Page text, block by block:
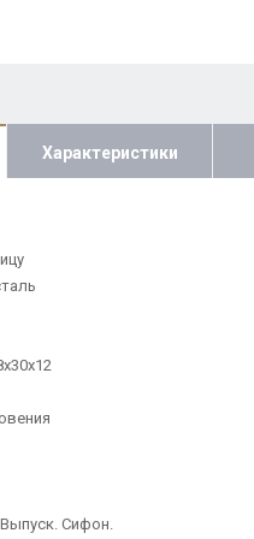
Характеристики
Сифон.